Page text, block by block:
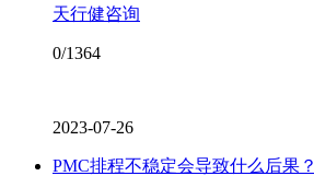
天行健咨询
0/1364
2023-07-26
PMC排程不稳定会导致什么后果？